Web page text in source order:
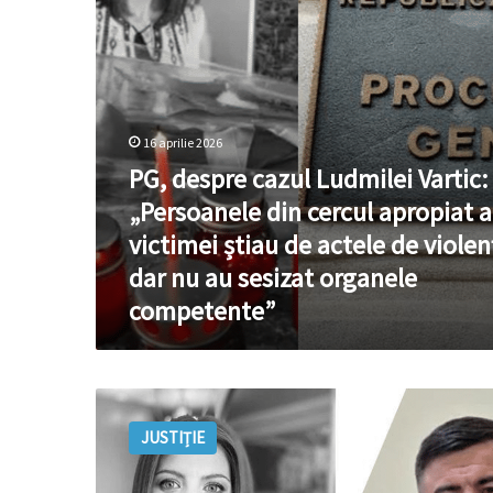
cercul
apropiat
al
victimei
știau
actele
violență,
dar
nu
au
sesizat
organele
competente”
16 aprilie 2026
PG, despre cazul Ludmilei Vartic:
„Persoanele din cercul apropiat
victimei știau de actele de
dar nu au sesizat organele
competente”
Dosarul
pe
Vartic,
JUSTIȚIE